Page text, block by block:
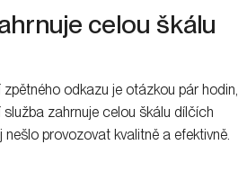
celou škálu
odkazu je otázkou pár hodin,
služba zahrnuje celou škálu dílčích
provozovat kvalitně a efektivně.